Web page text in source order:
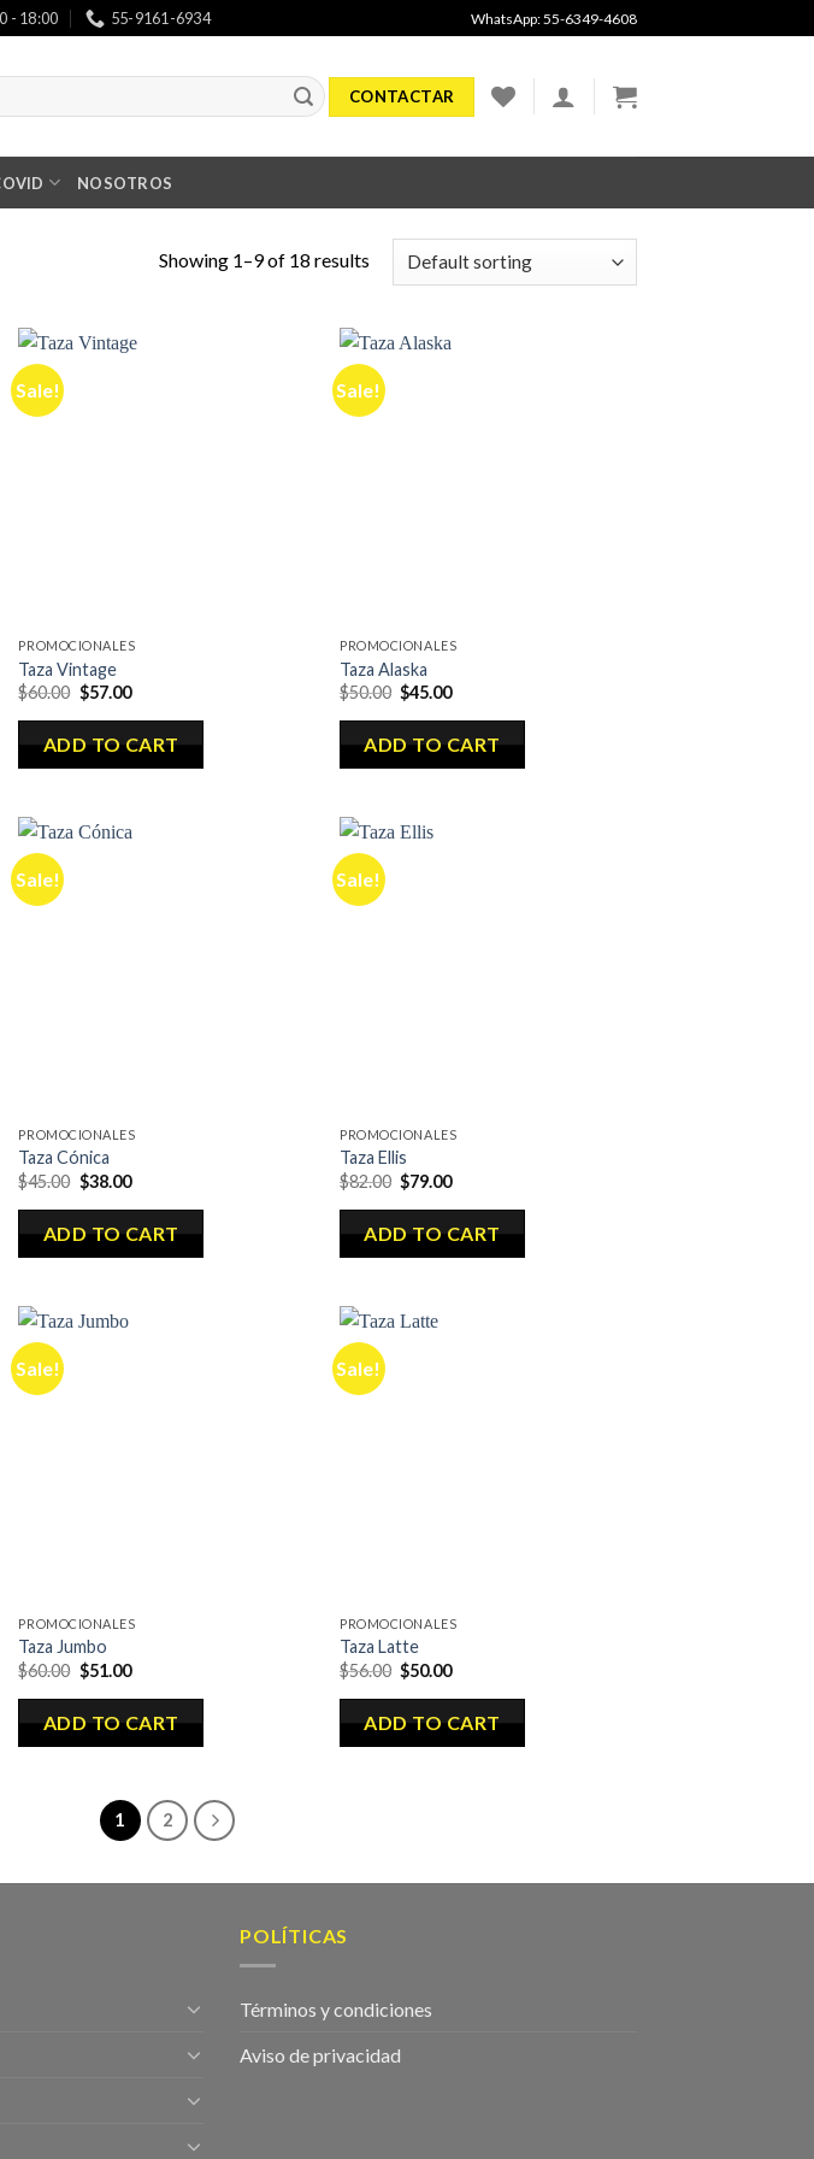
- 18:00 55-9161-6934 WhatsApp: 55-6349-4608
CONTACTAR
NOSOTROS
Showing 1–9 of 18 results
Sale!
PROMOCIONALES
Taza Vintage
$60.00 $57.00
ADD TO CART
Sale!
PROMOCIONALES
Taza Alaska
$50.00 $45.00
ADD TO CART
Sale!
PROMOCIONALES
Taza Cónica
$45.00 $38.00
ADD TO CART
Sale!
PROMOCIONALES
Taza Ellis
$82.00 $79.00
ADD TO CART
Sale!
PROMOCIONALES
Taza Jumbo
$60.00 $51.00
ADD TO CART
Sale!
PROMOCIONALES
Taza Latte
$56.00 $50.00
ADD TO CART
1 2
POLÍTICAS
Términos y condiciones
Aviso de privacidad